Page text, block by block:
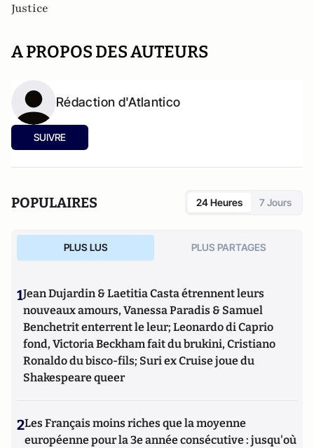
Justice
A PROPOS DES AUTEURS
Rédaction d'Atlantico
SUIVRE
POPULAIRES 24 Heures 7 Jours
PLUS LUS PLUS PARTAGES
1Jean Dujardin & Laetitia Casta étrennent leurs
nouveaux amours, Vanessa Paradis & Samuel
Benchetrit enterrent le leur; Leonardo di Caprio
fond, Victoria Beckham fait du brukini, Cristiano
Ronaldo du bisco-fils; Suri ex Cruise joue du
Shakespeare queer
2Les Français moins riches que la moyenne
européenne pour la 3e année consécutive : jusqu'où